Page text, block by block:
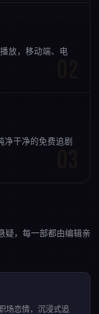
放，移动端、电
净干净的免费追剧
疑，每一部都由编辑亲
场恋情，沉浸式追